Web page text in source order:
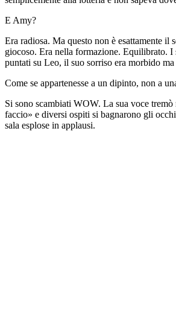
E Amy?
Era radiosa. Ma questo non è esattamente il
giocoso. Era nella formazione. Equilibrato. I
puntati su Leo, il suo sorriso era morbido
Come se appartenesse a un dipinto, non a
Si sono scambiati WOW. La sua voce
faccio» e diversi ospiti si bagnarono gli
sala esplose in applausi.